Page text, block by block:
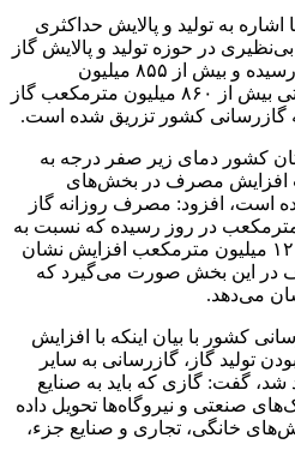
به تولید و پالایش حداکثری
در حوزه تولید و پالایش گاز
کشور در روزهای اخیر به ثبت رسیده و بیش از ۸۵۵ میلیون
مترمکعب و در برخی روزها حتی بیش از ۸۶۰ میلیون مترمکعب گاز
گازرسانی کشور تزریق شده است.
اشاره به اینکه در ۲۰ استان کشور دمای زیر صفر درجه به
افزایش مصرف در بخش‌های
است، افزود: مصرف روزانه گاز
به ۶۰۰ میلیون مترمکعب در روز رسیده که نسبت به
مدت مشابه پارسال، بیش از ۱۲۰ میلیون مترمکعب افزایش نشان
درصد مصرف در این بخش صورت می‌گیرد که
کشور با بیان اینکه با افزایش
تولید گاز، گازرسانی به سایر
گفت: گازی که باید به صنایع
صنعتی و نیروگاه‌ها تحویل داده
خانگی، تجاری و صنایع جزء،